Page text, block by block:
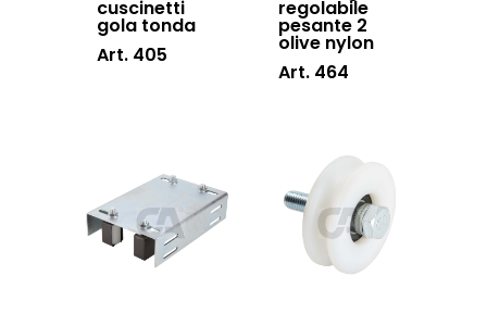
cuscinetti
gola tonda
Art. 405
regolabile
pesante 2
olive nylon
Art. 464